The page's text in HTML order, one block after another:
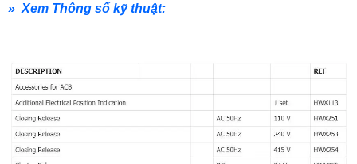
» Xem Thông số kỹ thuật: